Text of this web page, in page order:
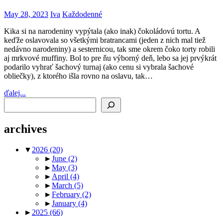
May 28, 2023 Iva Každodenné
Kika si na narodeniny vypýtala (ako inak) čokoládovú tortu. A
keďže oslavovala so všetkými bratrancami (jeden z nich mal tiež
nedávno narodeniny) a sesternicou, tak sme okrem čoko torty robili
aj mrkvové muffiny. Bol to pre ňu výborný deň, lebo sa jej prvýkrát
podarilo vyhrať šachový turnaj (ako cenu si vybrala šachové
obliečky), z ktorého išla rovno na oslavu, tak…
ďalej...
archives
▼2026 (20)
►June (2)
►May (3)
►April (4)
►March (5)
►February (2)
►January (4)
►2025 (66)